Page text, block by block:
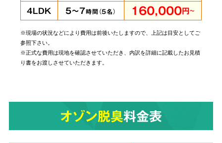
当社では個人・法人のお客様に関わらずあらゆ
るご依頼にお応えしております。管理されてい
る賃貸物件やホテルでの事件事故による特殊殊
6 原状回復・復旧工事など
4LDK 5～7時間（5名） 160,000円～
※現場の状況などにより費用は前後いたしますので、上記は目安としてご
参照下さい。
※正式な費用は現地を確認させていただき、内訳を詳細に記載したお見積
り書をお渡しさせていただきます。
オゾン脱臭料金表